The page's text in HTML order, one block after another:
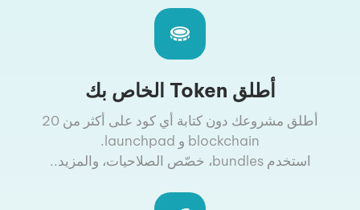
أطلق Token الخاص بك
أطلق مشروعك دون كتابة أي كود على أكثر من 20
blockchain و launchpad.
استخدم bundles، خصّص الصلاحيات، والمزيد..